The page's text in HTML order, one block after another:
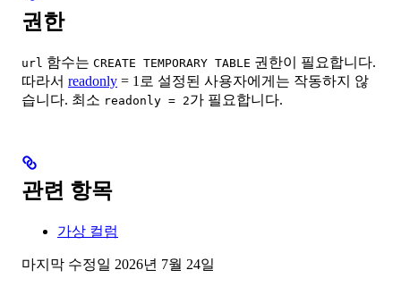
권한
url 함수는 CREATE TEMPORARY TABLE 권한이 필요합니다.
따라서 readonly = 1로 설정된 사용자에게는 작동하지 않
습니다. 최소 readonly = 2가 필요합니다.
관련 항목
가상 컬럼
마지막 수정일 2026년 7월 24일